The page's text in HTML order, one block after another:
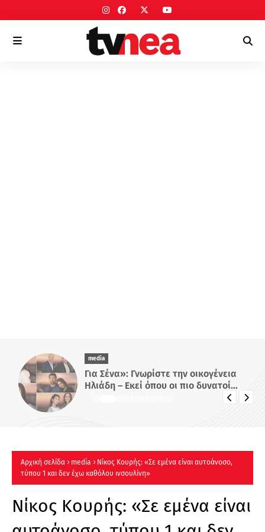
media
Για Σένα»: Γνωρίστε την οικογένεια
Ηλιάδη – Εκεί όπου οι πιο δυνατοί
δεσμοί δοκιμάζονται περισσότερο !
Αρχική σελίδα media
Νίκος Κουρής: «Σε εμένα είναι αυτοάνοσο,
τύπου 1 και δεν έχω καθόλου ινσουλίνη»
Νίκος Κουρής: «Σε εμένα είναι